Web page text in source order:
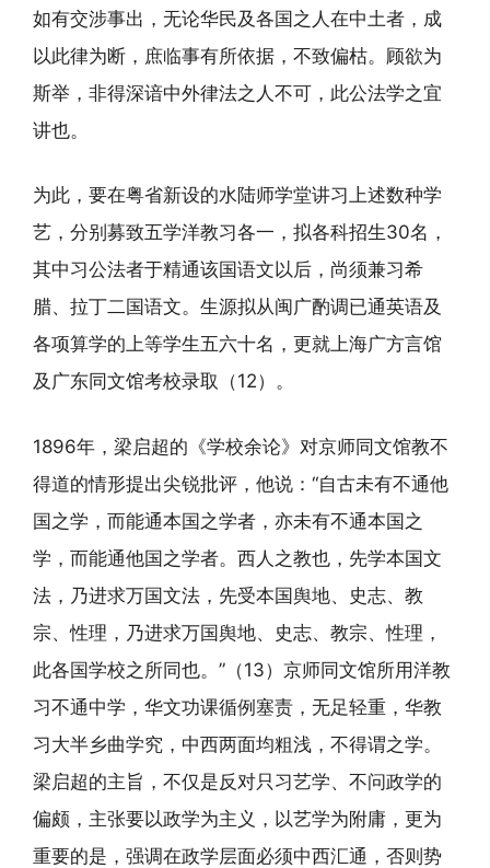
如有交涉事出，无论华民及各国之人在中土者，成
以此律为断，庶临事有所依据，不致偏枯。顾欲为
斯举，非得深谙中外律法之人不可，此公法学之宜
讲也。
为此，要在粤省新设的水陆师学堂讲习上述数种学
艺，分别募致五学洋教习各一，拟各科招生30名，
其中习公法者于精通该国语文以后，尚须兼习希
腊、拉丁二国语文。生源拟从闽广酌调已通英语及
各项算学的上等学生五六十名，更就上海广方言馆
及广东同文馆考校录取（12）。
1896年，梁启超的《学校余论》对京师同文馆教不
得道的情形提出尖锐批评，他说：“自古未有不通他
国之学，而能通本国之学者，亦未有不通本国之
学，而能通他国之学者。西人之教也，先学本国文
法，乃进求万国文法，先受本国舆地、史志、教
宗、性理，乃进求万国舆地、史志、教宗、性理，
此各国学校之所同也。”（13）京师同文馆所用洋教
习不通中学，华文功课循例塞责，无足轻重，华教
习大半乡曲学究，中西两面均粗浅，不得谓之学。
梁启超的主旨，不仅是反对只习艺学、不问政学的
偏颇，主张要以政学为主义，以艺学为附庸，更为
重要的是，强调在政学层面必须中西汇通，否则势